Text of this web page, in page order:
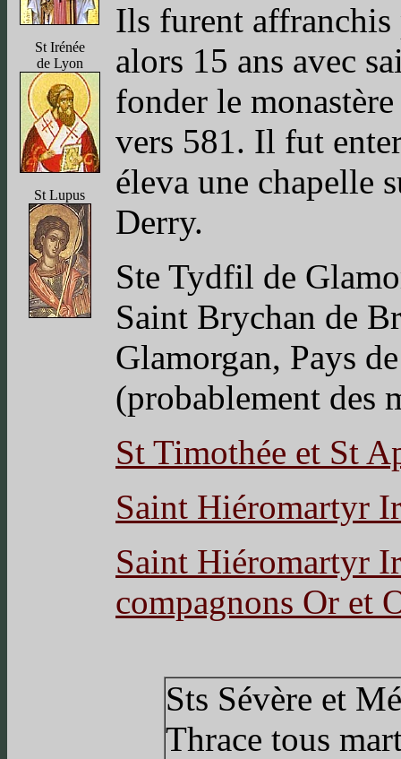
St Irénée
de Lyon
St Lupus
Ils furent affranchis
alors 15 ans avec
fonder le
vers 581. Il fut
éleva une chapelle
Derry.
Ste Tydfil de
Saint Brychan de
Glamorgan, Pays
(probablement des
St Timothée et St
Saint Hiéromartyr
Saint Hiéromartyr
compagnons Or et
Sts Sévère et
Thrace tous